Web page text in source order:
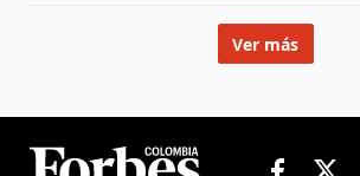
Ver más